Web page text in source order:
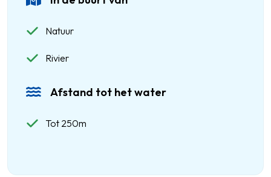
Natuur
Rivier
Afstand tot het water
Tot 250m